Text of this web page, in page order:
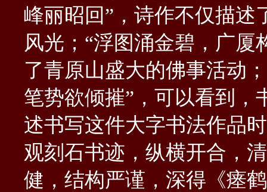
峰丽昭回”，诗作不仅描述
风光；“浮图涌金碧，广厦
了青原山盛大的佛事活动
笔势欲倾摧”，可以看到，
述书写这件大字书法作品
观刻石书迹，纵横开合，
健，结构严谨，深得《瘗